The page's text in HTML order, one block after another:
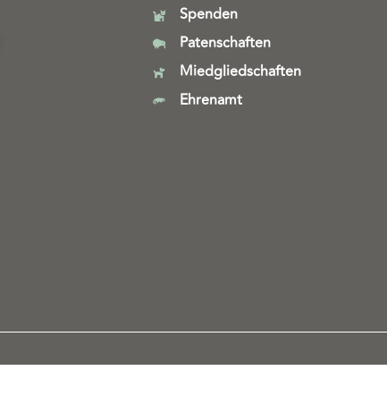
Spenden
Patenschaften
Miedgliedschaften
Ehrenamt